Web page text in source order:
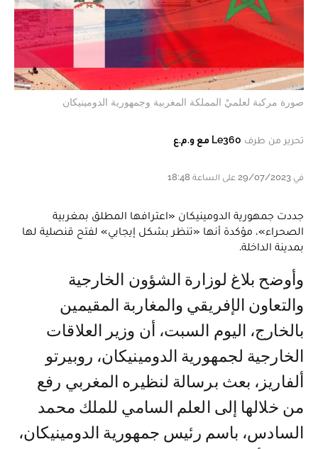
صورة مركبة لعلميْ المملكة المغربية وجمهورية الدومينيكان
تحرير من طرف Le360 مع و.م.ع
في 29/07/2023 على الساعة 18:48
جددت جمهورية الدومينيكان «اعترافها المطلق بمغربية
الصحراء»، مؤكدة أنها «تنظر بشكل إيجابي» لفتح قنصلية لها
بمدينة الداخلة.
وأوضح بلاغ لوزارة الشؤون الخارجية
والتعاون الإفريقي والمغاربة المقيمين
بالخارج، اليوم السبت، أن وزير العلاقات
الخارجية لجمهورية الدومينيكان، روبيرتو
ألفاريز، بعث برسالة لنظيره المغربي رفع
من خلالها إلى العلم السامي للملك محمد
السادس، باسم رئيس جمهورية الدومينيكان،